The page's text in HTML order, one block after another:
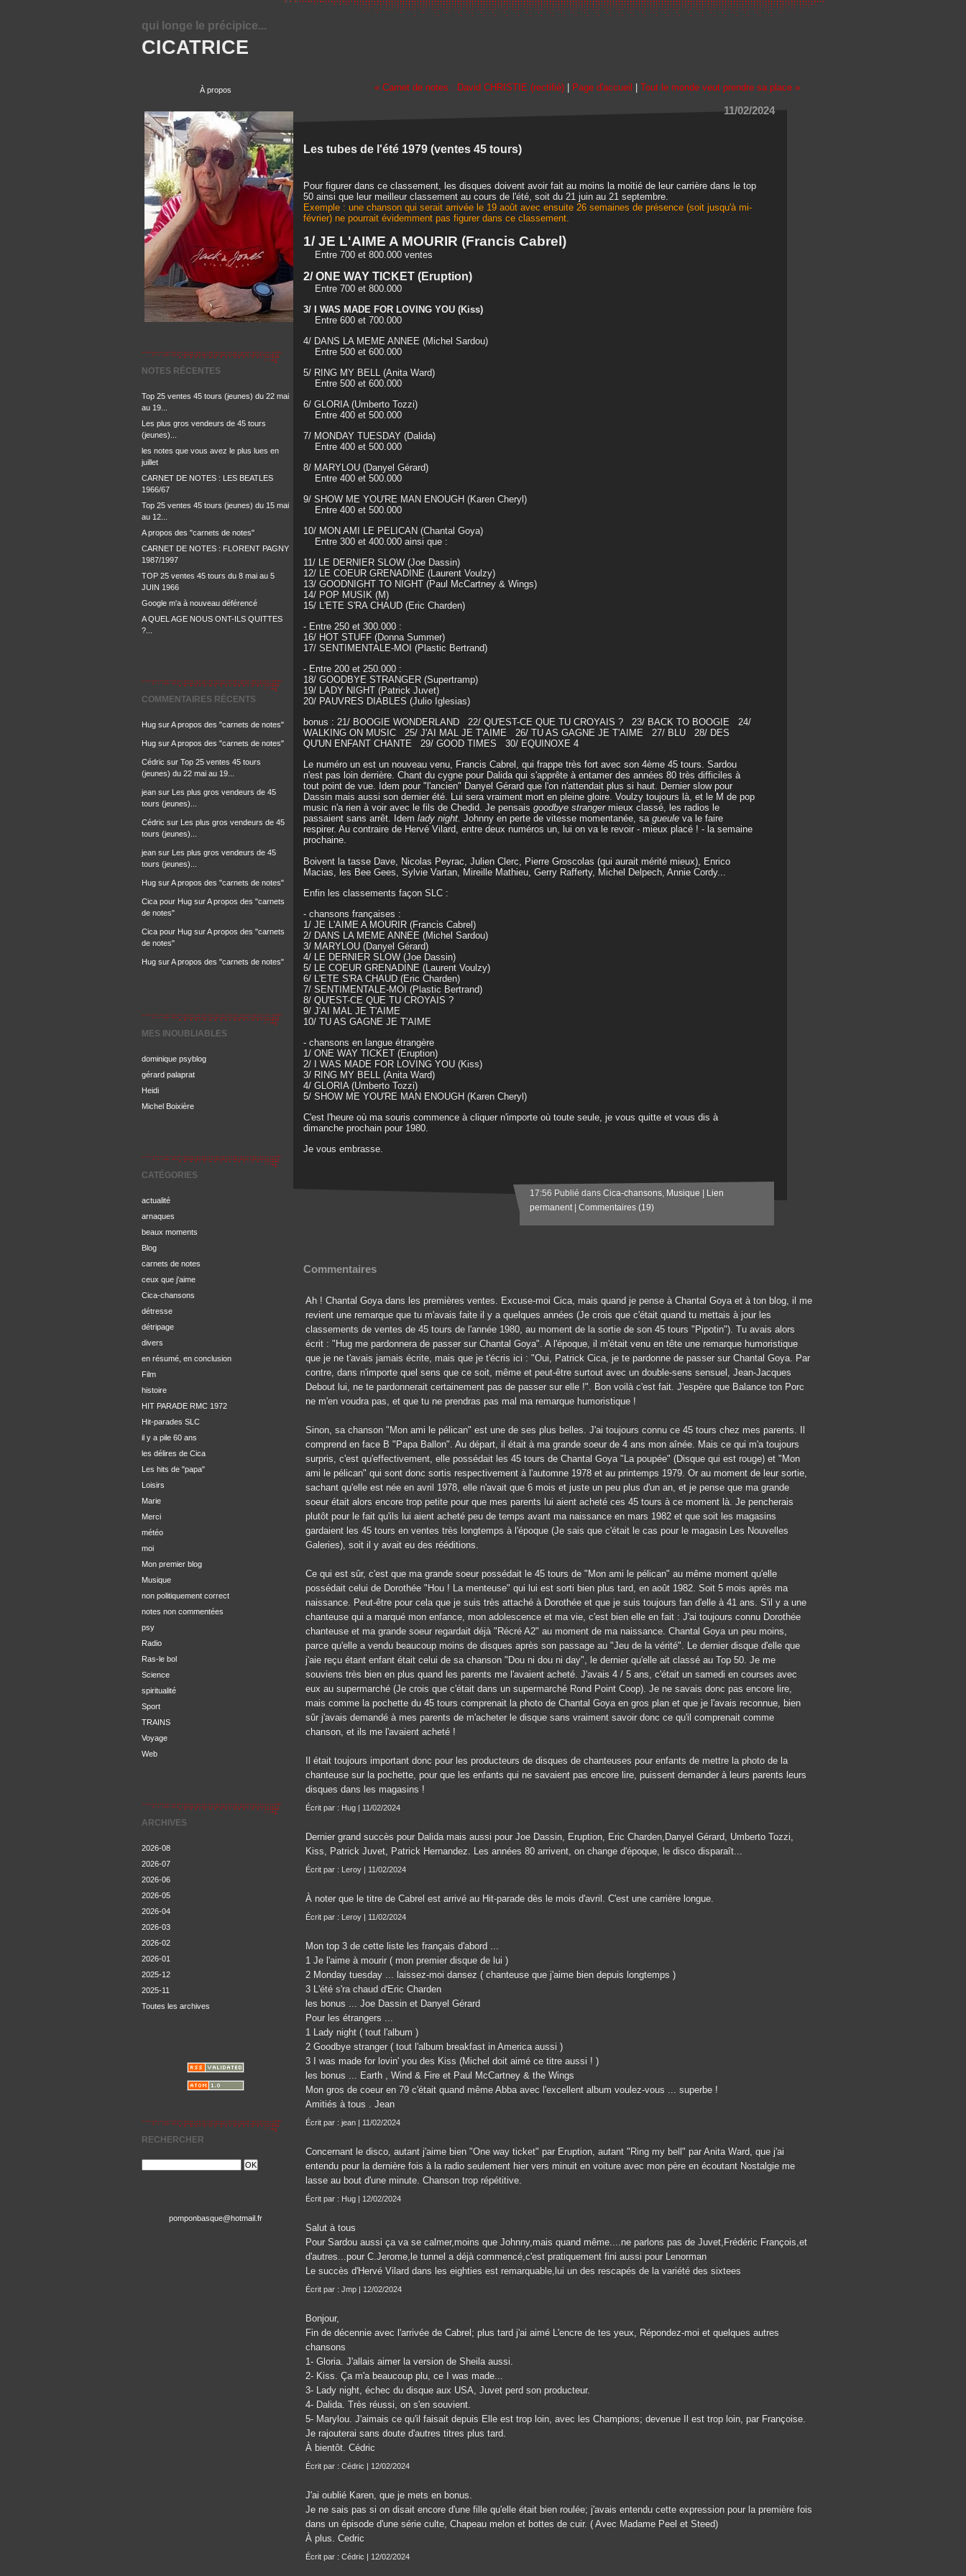
CICATRICE
qui longe le précipice...
À propos
NOTES RÉCENTES
Top 25 ventes 45 tours (jeunes) du 22 mai
au 19...
Les plus gros vendeurs de 45 tours
(jeunes)...
les notes que vous avez le plus lues en
juillet
CARNET DE NOTES : LES BEATLES
1966/67
Top 25 ventes 45 tours (jeunes) du 15 mai
au 12...
A propos des "carnets de notes"
CARNET DE NOTES : FLORENT PAGNY
1987/1997
TOP 25 ventes 45 tours du 8 mai au 5
JUIN 1966
Google m'a à nouveau déférencé
A QUEL AGE NOUS ONT-ILS QUITTES
?...
COMMENTAIRES RÉCENTS
Hug surA propos des "carnets de notes"
Hug surA propos des "carnets de notes"
Cédric sur Top 25 ventes 45 tours
(jeunes) du 22 mai au 19...
jean sur Les plus gros vendeurs de 45
tours (jeunes)...
Cédric sur Les plus gros vendeurs de 45
tours (jeunes)...
jean sur Les plus gros vendeurs de 45
tours (jeunes)...
Hug surA propos des "carnets de notes"
Cica pour Hug surA propos des "carnets
de notes"
Cica pour Hug surA propos des "carnets
de notes"
Hug surA propos des "carnets de notes"
MES INOUBLIABLES
dominique psyblog
gérard palaprat
Heidi
Michel Boixière
CATÉGORIES
actualité
arnaques
beaux moments
Blog
carnets de notes
ceux que j'aime
Cica-chansons
détresse
détripage
divers
en résumé, en conclusion
Film
histoire
HIT PARADE RMC 1972
Hit-parades SLC
il y a pile 60 ans
les délires de Cica
Les hits de "papa"
Loisirs
Marie
Merci
météo
moi
Mon premier blog
Musique
non politiquement correct
notes non commentées
psy
Radio
Ras-le bol
Science
spiritualité
Sport
TRAINS
Voyage
Web
ARCHIVES
2026-08
2026-07
2026-06
2026-05
2026-04
2026-03
2026-02
2026-01
2025-12
2025-11
Toutes les archives
RECHERCHER
pomponbasque@hotmail.fr
« Carnet de notes : David CHRISTIE (rectifié) Page d'accueil Tout le monde veut prendre sa place »
11/02/2024
Les tubes de l'été 1979 (ventes 45 tours)
Pour figurer dans ce classement, les disques doivent avoir fait au moins la moitié de leur carrière dans le top
50 ainsi que leur meilleur classement au cours de l'été, soit du 21 juin au 21 septembre.
Exemple : une chanson qui serait arrivée le 19 août avec ensuite 26 semaines de présence (soit jusqu'à mi-
février) ne pourrait évidemment pas figurer dans ce classement.
1/ JE L'AIME A MOURIR (Francis Cabrel)
Entre 700 et 800.000 ventes
2/ ONE WAY TICKET (Eruption)
Entre 700 et 800.000
3/ I WAS MADE FOR LOVING YOU (Kiss)
Entre 600 et 700.000
4/ DANS LA MEME ANNEE (Michel Sardou)
Entre 500 et 600.000
5/ RING MY BELL (Anita Ward)
Entre 500 et 600.000
6/ GLORIA (Umberto Tozzi)
Entre 400 et 500.000
7/ MONDAY TUESDAY (Dalida)
Entre 400 et 500.000
8/ MARYLOU (Danyel Gérard)
Entre 400 et 500.000
9/ SHOW ME YOU'RE MAN ENOUGH (Karen Cheryl)
Entre 400 et 500.000
10/ MON AMI LE PELICAN (Chantal Goya)
Entre 300 et 400.000 ainsi que :
11/ LE DERNIER SLOW (Joe Dassin)
12/ LE COEUR GRENADINE (Laurent Voulzy)
13/ GOODNIGHT TO NIGHT (Paul McCartney & Wings)
14/ POP MUSIK (M)
15/ L'ETE S'RA CHAUD (Eric Charden)
- Entre 250 et 300.000 :
16/ HOT STUFF (Donna Summer)
17/ SENTIMENTALE-MOI (Plastic Bertrand)
- Entre 200 et 250.000 :
18/ GOODBYE STRANGER (Supertramp)
19/ LADY NIGHT (Patrick Juvet)
20/ PAUVRES DIABLES (Julio Iglesias)
bonus : 21/ BOOGIE WONDERLAND 22/ QU'EST-CE QUE TU CROYAIS ? 23/ BACK TO BOOGIE 24/
WALKING ON MUSIC 25/ J'AI MAL JE T'AIME 26/ TU AS GAGNE JE T'AIME 27/ BLU 28/ DES
QU'UN ENFANT CHANTE 29/ GOOD TIMES 30/ EQUINOXE 4
Le numéro un est un nouveau venu, Francis Cabrel, qui frappe très fort avec son 4ème 45 tours. Sardou
n'est pas loin derrière. Chant du cygne pour Dalida qui s'apprête à entamer des années 80 très difficiles à
tout point de vue. Idem pour "l'ancien" Danyel Gérard que l'on n'attendait plus si haut. Dernier slow pour
Dassin mais aussi son dernier été. Lui sera vraiment mort en pleine gloire. Voulzy toujours là, et le M de pop
music n'a rien à voir avec le fils de Chedid. Je pensais goodbye stranger mieux classé, les radios le
passaient sans arrêt. Idem lady night. Johnny en perte de vitesse momentanée, sa gueule va le faire
respirer. Au contraire de Hervé Vilard, entre deux numéros un, lui on va le revoir - mieux placé ! - la semaine
prochaine.
Boivent la tasse Dave, Nicolas Peyrac, Julien Clerc, Pierre Groscolas (qui aurait mérité mieux), Enrico
Macias, les Bee Gees, Sylvie Vartan, Mireille Mathieu, Gerry Rafferty, Michel Delpech, Annie Cordy...
Enfin les classements façon SLC :
- chansons françaises :
1/ JE L'AIME A MOURIR (Francis Cabrel)
2/ DANS LA MEME ANNEE (Michel Sardou)
3/ MARYLOU (Danyel Gérard)
4/ LE DERNIER SLOW (Joe Dassin)
5/ LE COEUR GRENADINE (Laurent Voulzy)
6/ L'ETE S'RA CHAUD (Eric Charden)
7/ SENTIMENTALE-MOI (Plastic Bertrand)
8/ QU'EST-CE QUE TU CROYAIS ?
9/ J'AI MAL JE T'AIME
10/ TU AS GAGNE JE T'AIME
- chansons en langue étrangère
1/ ONE WAY TICKET (Eruption)
2/ I WAS MADE FOR LOVING YOU (Kiss)
3/ RING MY BELL (Anita Ward)
4/ GLORIA (Umberto Tozzi)
5/ SHOW ME YOU'RE MAN ENOUGH (Karen Cheryl)
C'est l'heure où ma souris commence à cliquer n'importe où toute seule, je vous quitte et vous dis à
dimanche prochain pour 1980.
Je vous embrasse.
17:56 Publié dans Cica-chansons, Musique
Lien
permanent| Commentaires (19)
Commentaires
Ah ! Chantal Goya dans les premières ventes. Excuse-moi Cica, mais quand je pense à Chantal Goya et à ton blog, il me
revient une remarque que tu m'avais faite il y a quelques années (Je crois que c'était quand tu mettais à jour les
classements de ventes de 45 tours de l'année 1980, au moment de la sortie de son 45 tours "Pipotin"). Tu avais alors
écrit : "Hug me pardonnera de passer sur Chantal Goya". A l'époque, il m'était venu en tête une remarque humoristique
que je ne t'avais jamais écrite, mais que je t'écris ici : "Oui, Patrick Cica, je te pardonne de passer sur Chantal Goya. Par
contre, dans n'importe quel sens que ce soit, même et peut-être surtout avec un double-sens sensuel, Jean-Jacques
Debout lui, ne te pardonnerait certainement pas de passer sur elle !". Bon voilà c'est fait. J'espère que Balance ton Porc
ne m'en voudra pas, et que tu ne prendras pas mal ma remarque humoristique !
Sinon, sa chanson "Mon ami le pélican" est une de ses plus belles. J'ai toujours connu ce 45 tours chez mes parents. Il
comprend en face B "Papa Ballon". Au départ, il était à ma grande soeur de 4 ans mon aînée. Mais ce qui m'a toujours
surpris, c'est qu'effectivement, elle possédait les 45 tours de Chantal Goya "La poupée" (Disque qui est rouge) et "Mon
ami le pélican" qui sont donc sortis respectivement à l'automne 1978 et au printemps 1979. Or au moment de leur sortie,
sachant qu'elle est née en avril 1978, elle n'avait que 6 mois et juste un peu plus d'un an, et je pense que ma grande
soeur était alors encore trop petite pour que mes parents lui aient acheté ces 45 tours à ce moment là. Je pencherais
plutôt pour le fait qu'ils lui aient acheté peu de temps avant ma naissance en mars 1982 et que soit les magasins
gardaient les 45 tours en ventes très longtemps à l'époque (Je sais que c'était le cas pour le magasin Les Nouvelles
Galeries), soit il y avait eu des rééditions.
Ce qui est sûr, c'est que ma grande soeur possédait le 45 tours de "Mon ami le pélican" au même moment qu'elle
possédait celui de Dorothée "Hou ! La menteuse" qui lui est sorti bien plus tard, en août 1982. Soit 5 mois après ma
naissance. Peut-être pour cela que je suis très attaché à Dorothée et que je suis toujours fan d'elle à 41 ans. S'il y a une
chanteuse qui a marqué mon enfance, mon adolescence et ma vie, c'est bien elle en fait : J'ai toujours connu Dorothée
chanteuse et ma grande soeur regardait déjà "Récré A2" au moment de ma naissance. Chantal Goya un peu moins,
parce qu'elle a vendu beaucoup moins de disques après son passage au "Jeu de la vérité". Le dernier disque d'elle que
j'aie reçu étant enfant était celui de sa chanson "Dou ni dou ni day", le dernier qu'elle ait classé au Top 50. Je me
souviens très bien en plus quand les parents me l'avaient acheté. J'avais 4 / 5 ans, c'était un samedi en courses avec
eux au supermarché (Je crois que c'était dans un supermarché Rond Point Coop). Je ne savais donc pas encore lire,
mais comme la pochette du 45 tours comprenait la photo de Chantal Goya en gros plan et que je l'avais reconnue, bien
sûr j'avais demandé à mes parents de m'acheter le disque sans vraiment savoir donc ce qu'il comprenait comme
chanson, et ils me l'avaient acheté !
Il était toujours important donc pour les producteurs de disques de chanteuses pour enfants de mettre la photo de la
chanteuse sur la pochette, pour que les enfants qui ne savaient pas encore lire, puissent demander à leurs parents leurs
disques dans les magasins !
Écrit par : Hug | 11/02/2024
Dernier grand succès pour Dalida mais aussi pour Joe Dassin, Eruption, Eric Charden,Danyel Gérard, Umberto Tozzi,
Kiss, Patrick Juvet, Patrick Hernandez. Les années 80 arrivent, on change d'époque, le disco disparaît...
Écrit par : Leroy | 11/02/2024
À noter que le titre de Cabrel est arrivé au Hit-parade dès le mois d'avril. C'est une carrière longue.
Écrit par : Leroy | 11/02/2024
Mon top 3 de cette liste les français d'abord ...
1 Je l'aime à mourir ( mon premier disque de lui )
2 Monday tuesday ... laissez-moi dansez ( chanteuse que j'aime bien depuis longtemps )
3 L'été s'ra chaud d'Eric Charden
les bonus ... Joe Dassin et Danyel Gérard
Pour les étrangers ...
1 Lady night ( tout l'album )
2 Goodbye stranger ( tout l'album breakfast in America aussi )
3 I was made for lovin' you des Kiss (Michel doit aimé ce titre aussi ! )
les bonus ... Earth , Wind & Fire et Paul McCartney & the Wings
Mon gros de coeur en 79 c'était quand même Abba avec l'excellent album voulez-vous ... superbe !
Amitiés à tous . Jean
Écrit par : jean | 11/02/2024
Concernant le disco, autant j'aime bien "One way ticket" par Eruption, autant "Ring my bell" par Anita Ward, que j'ai
entendu pour la dernière fois à la radio seulement hier vers minuit en voiture avec mon père en écoutant Nostalgie me
lasse au bout d'une minute. Chanson trop répétitive.
Écrit par : Hug | 12/02/2024
Salut à tous
Pour Sardou aussi ça va se calmer,moins que Johnny,mais quand même....ne parlons pas de Juvet,Frédéric François,et
d'autres...pour C.Jerome,le tunnel a déjà commencé,c'est pratiquement fini aussi pour Lenorman
Le succès d'Hervé Vilard dans les eighties est remarquable,lui un des rescapés de la variété des sixtees
Écrit par : Jmp | 12/02/2024
Bonjour,
Fin de décennie avec l'arrivée de Cabrel; plus tard j'ai aimé L'encre de tes yeux, Répondez-moi et quelques autres
chansons
1- Gloria. J'allais aimer la version de Sheila aussi.
2- Kiss. Ça m'a beaucoup plu, ce I was made...
3- Lady night, échec du disque aux USA, Juvet perd son producteur.
4- Dalida. Très réussi, on s'en souvient.
5- Marylou. J'aimais ce qu'il faisait depuis Elle est trop loin, avec les Champions; devenue Il est trop loin, par Françoise.
Je rajouterai sans doute d'autres titres plus tard.
À bientôt. Cédric
Écrit par : Cédric | 12/02/2024
J'ai oublié Karen, que je mets en bonus.
Je ne sais pas si on disait encore d'une fille qu'elle était bien roulée; j'avais entendu cette expression pour la première fois
dans un épisode d'une série culte, Chapeau melon et bottes de cuir. ( Avec Madame Peel et Steed)
À plus. Cedric
Écrit par : Cédric | 12/02/2024